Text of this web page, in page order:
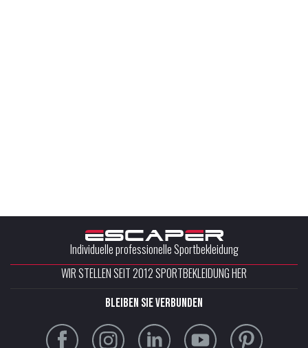
Individuelle professionelle Sportbekleidung
WIR STELLEN SEIT 2012 SPORTBEKLEIDUNG HER
Bleiben Sie verbunden